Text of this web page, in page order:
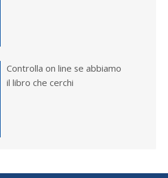
Controlla on line se abbiamo
il libro che cerchi